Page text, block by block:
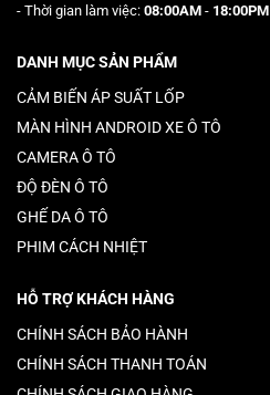
- Thời gian làm việc: 08:00AM - 18:00PM
DANH MỤC SẢN PHẨM
CẢM BIẾN ÁP SUẤT LỐP
MÀN HÌNH ANDROID XE Ô TÔ
CAMERA Ô TÔ
ĐỘ ĐÈN Ô TÔ
GHẾ DA Ô TÔ
PHIM CÁCH NHIỆT
HỖ TRỢ KHÁCH HÀNG
CHÍNH SÁCH BẢO HÀNH
CHÍNH SÁCH THANH TOÁN